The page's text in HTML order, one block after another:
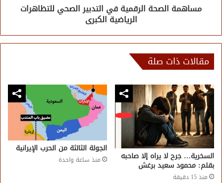
مساهمة الصحة الرقمية في التدبير الصحي للتظاهرات
الرياضية الكبرى
مقالات ذات صلة
السخرية… جرح لا يراه إلا صاحبه
بقلم: محمود سعيد برغش
منذ 15 دقيقة
الجولة الثالثة من الحرب الإيرانية
منذ ساعة واحدة